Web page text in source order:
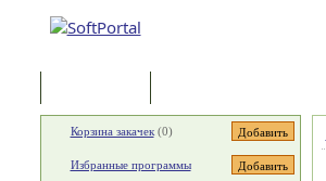
Корзина закачек(0)
Избранные программы